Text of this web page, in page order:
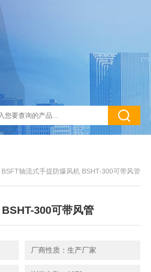
BSFT轴流式手提防爆风机 BSHT-300可带风管
300可带风管
厂商性质：生产厂家